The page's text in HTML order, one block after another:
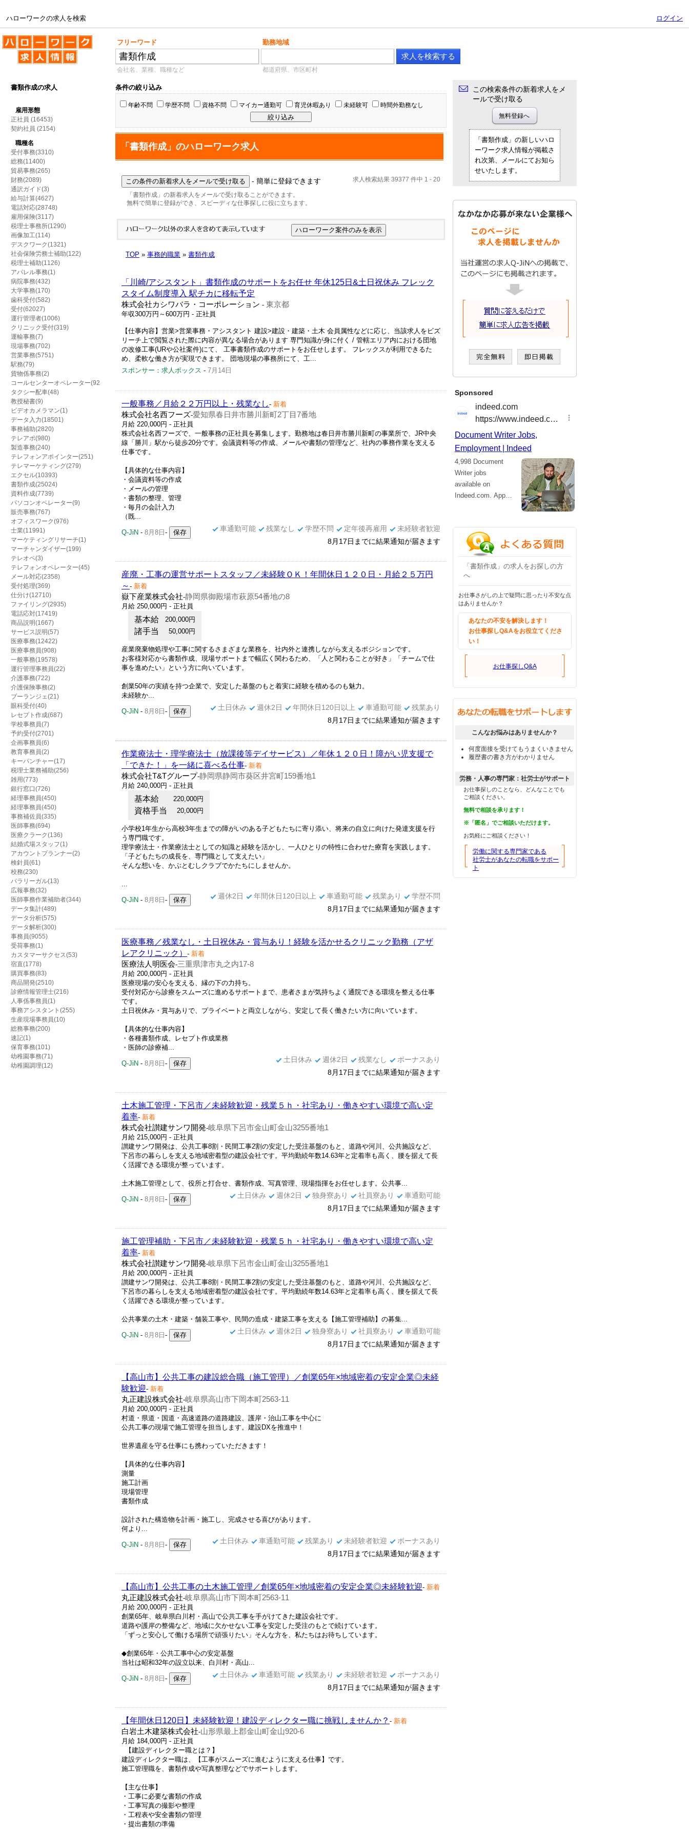
ハローワークの求人を検索 ログイン
ハローワークの求人を検索 フリーワード 勤務地域
会社名、業種、職種など 都道府県、市区町村
書類作成の求人
雇用形態
正社員 (16453)
契約社員 (2154)
職種名
受付事務(3310)
総務(11400)
貿易事務(265)
財務(2089)
通訳ガイド(3)
給与計算(4627)
電話対応(28748)
雇用保険(3117)
税理士事務所(1290)
画像加工(114)
デスクワーク(1321)
社会保険労務士補助(122)
税理士補助(1126)
アパレル事務(1)
病院事務(432)
大学事務(170)
歯科受付(582)
受付(62027)
運行管理者(1006)
クリニック受付(319)
運輸事務(7)
現場事務(702)
営業事務(5751)
駅務(79)
貨物係事務(2)
コールセンターオペレーター(92)
タクシー配車(48)
教授秘書(9)
ビデオカメラマン(1)
データ入力(18501)
事務補助(2820)
テレアポ(980)
製造事務(240)
テレフォンアポインター(251)
テレマーケティング(279)
エクセル(10393)
書類作成(25024)
資料作成(7739)
パソコンオペレーター(9)
販売事務(767)
オフィスワーク(976)
士業(11991)
マーケティングリサーチ(1)
マーチャンダイザー(199)
テレオペ(3)
テレフォンオペレーター(45)
メール対応(2358)
受付処理(369)
仕分け(12710)
ファイリング(2935)
電話応対(17419)
商品説明(1667)
サービス説明(57)
医療事務(12422)
医療事務員(908)
一般事務(19578)
運行管理事務員(22)
介護事務(722)
介護保険事務(2)
ブーランジェ(21)
眼科受付(40)
レセプト作成(687)
学校事務員(7)
予約受付(2701)
企画事務員(6)
教育事務員(2)
キーパンチャー(17)
税理士業務補助(256)
雑用(773)
銀行窓口(726)
経理事務員(450)
経理事務員(450)
事務補佐員(335)
医師事務(694)
医療クラーク(136)
結婚式場スタッフ(1)
アカウントプランナー(2)
検針員(61)
校務(230)
パラリーガル(13)
広報事務(32)
医師事務作業補助者(344)
データ集計(489)
データ分析(575)
データ解析(300)
事務員(9055)
受荷事務(1)
カスタマーサクセス(53)
宿直(1778)
購買事務(83)
商品開発(2510)
診療情報管理士(216)
人事係事務員(1)
事務アシスタント(255)
生産現場事務員(10)
総務事務(200)
速記(1)
保育事務(101)
幼稚園事務(71)
幼稚園調理(12)
条件の絞り込み
年齢不問 学歴不問 資格不問 マイカー通勤可 育児休暇あり 未経験可 時間外勤務なし
「書類作成」のハローワーク求人
求人検索結果 39377 件中 1 - 20
- 簡単に登録できます
「書類作成」の新着求人をメールで受け取ることができます。
無料で簡単に登録ができ、スピーディな仕事探しに役に立ちます。
TOP » 事務的職業 » 書類作成
「川崎/アシスタント」書類作成のサポートをお任せ 年休125日&土日祝休み フレック
スタイム制度導入 駅チカに移転予定
株式会社カシワバラ・コーポレーション - 東京都
年収300万円～600万円 - 正社員
【仕事内容】営業>営業事務・アシスタント 建設>建設・建築・土木 会員属性などに応じ、当該求人をビズ
リーチ上で閲覧された際に内容が異なる場合があります 専門知識が身に付く / 管轄エリア内における団地
の改修工事(URや公社案件)にて、 工事書類作成のサポートをお任せします。 フレックスが利用できるた
め、柔軟な働き方が実現できます。 団地現場の事務所にて、工...
スポンサー：求人ボックス - 7月14日
一般事務／月給２２万円以上・残業なし- 新着
株式会社名西フーズ-愛知県春日井市勝川新町2丁目7番地
月給 220,000円 - 正社員
株式会社名西フーズで、一般事務の正社員を募集します。勤務地は春日井市勝川新町の事業所で、JR中央
線「勝川」駅から徒歩20分です。会議資料等の作成、メールや書類の管理など、社内の事務作業を支える
仕事です。
【具体的な仕事内容】
・会議資料等の作成
・メールの管理
・書類の整理、管理
・毎月の会計入力
（既...
Q-JiN - 8月8日 - 車通勤可能 残業なし 学歴不問 定年後再雇用
未経験者歓迎
8月17日までに結果通知が届きます
産廃・工事の運営サポートスタッフ／未経験ＯＫ！年間休日１２０日・月給２５万円
～ - 新着
嶽下産業株式会社-静岡県御殿場市萩原54番地の8
月給 250,000円 - 正社員
基本給 200,000円
諸手当 50,000円
産業廃棄物処理や工事に関するさまざまな業務を、社内外と連携しながら支えるポジションです。
お客様対応から書類作成、現場サポートまで幅広く関わるため、「人と関わることが好き」「チームで仕
事を進めたい」という方に向いています。
創業50年の実績を持つ企業で、安定した基盤のもと着実に経験を積めるのも魅力。
未経験か...
Q-JiN - 8月8日 - 土日休み 週休2日 年間休日120日以上 車通勤可能
残業あり
8月17日までに結果通知が届きます
作業療法士・理学療法士（放課後等デイサービス）／年休１２０日！障がい児支援で
「できた！」を一緒に喜べる仕事- 新着
株式会社T&Tグループ-静岡県静岡市葵区井宮町159番地1
月給 240,000円 - 正社員
基本給 220,000円
資格手当 20,000円
小学校1年生から高校3年生までの障がいのある子どもたちに寄り添い、将来の自立に向けた発達支援を行
う専門職です。
理学療法士・作業療法士としての知識と経験を活かし、一人ひとりの特性に合わせた療育を実践します。
「子どもたちの成長を、専門職として支えたい」
そんな想いを、かぶとむしクラブでかたちにしませんか。
...
Q-JiN - 8月8日 - 週休2日 年間休日120日以上 車通勤可能 残業あり
学歴不問
8月17日までに結果通知が届きます
医療事務／残業なし・土日祝休み・賞与あり！経験を活かせるクリニック勤務（アザ
レアクリニック） - 新着
医療法人明医会-三重県津市丸之内17-8
月給 200,000円 - 正社員
医療現場の安心を支える、縁の下の力持ち。
受付対応から診療をスムーズに進めるサポートまで、患者さまが気持ちよく通院できる環境を整える仕事
です。
土日祝休み・賞与ありで、プライベートと両立しながら、安定して長く働きたい方に向いています。
【具体的な仕事内容】
・各種書類作成、レセプト作成業務
・医師の診療補...
Q-JiN - 8月8日 - 土日休み 週休2日 残業なし
ボーナスあり
8月17日までに結果通知が届きます
土木施工管理・下呂市／未経験歓迎・残業５ｈ・社宅あり・働きやすい環境で高い定
着率- 新着
株式会社讃建サンワ開発-岐阜県下呂市金山町金山3255番地1
月給 215,000円 - 正社員
讃建サンワ開発は、公共工事8割・民間工事2割の安定した受注基盤のもと、道路や河川、公共施設など、
下呂市の暮らしを支える地域密着型の建設会社です。平均勤続年数14.63年と定着率も高く、腰を据えて長
く活躍できる環境が整っています。
土木施工管理として、役所と打合せ、書類作成、写真管理、現場指揮をお任せします。公共事...
Q-JiN - 8月8日 - 土日休み 週休2日 独身寮あり 社員寮あり
車通勤可能
8月17日までに結果通知が届きます
施工管理補助・下呂市／未経験歓迎・残業５ｈ・社宅あり・働きやすい環境で高い定
着率- 新着
株式会社讃建サンワ開発-岐阜県下呂市金山町金山3255番地1
月給 200,000円 - 正社員
讃建サンワ開発は、公共工事8割・民間工事2割の安定した受注基盤のもと、道路や河川、公共施設など、
下呂市の暮らしを支える地域密着型の建設会社です。平均勤続年数14.63年と定着率も高く、腰を据えて長
く活躍できる環境が整っています。
公共事業の土木・建築・舗装工事や、民間の造成・建築工事を支える【施工管理補助】の募集...
Q-JiN - 8月8日 - 土日休み 週休2日 独身寮あり 社員寮あり
車通勤可能
8月17日までに結果通知が届きます
【高山市】公共工事の建設総合職（施工管理）／創業65年×地域密着の安定企業◎未経
験歓迎- 新着
丸正建設株式会社-岐阜県高山市下岡本町2563-11
月給 200,000円 - 正社員
村道・県道・国道・高速道路の道路建設、護岸・治山工事を中心に
公共工事の現場で施工管理を担当します。建設DXを推進中！
世界遺産を守る仕事にも携わっていただきます！
【具体的な仕事内容】
測量
施工計画
現場管理
書類作成
設計された構造物を計画・施工し、完成させる喜びがあります。
何より...
Q-JiN - 8月8日 - 土日休み 車通勤可能 残業あり 未経験者歓迎
ボーナスあり
8月17日までに結果通知が届きます
【高山市】公共工事の土木施工管理／創業65年×地域密着の安定企業◎未経験歓迎- 新着
丸正建設株式会社-岐阜県高山市下岡本町2563-11
月給 200,000円 - 正社員
創業65年、岐阜県白川村・高山で公共工事を手がけてきた建設会社です。
道路や護岸の整備など、地域に欠かせない工事を安定した受注のもとで続けています。
「ずっと安心して働ける場所で頑張りたい」そんな方を、私たちはお待ちしています。
◆創業65年・公共工事中心の安定基盤
当社は昭和32年の設立以来、白川村・高山...
Q-JiN - 8月8日 - 土日休み 車通勤可能 残業あり 未経験者歓迎
ボーナスあり
8月17日までに結果通知が届きます
【年間休日120日】未経験歓迎！建設ディレクター職に挑戦しませんか？ - 新着
白岩土木建築株式会社-山形県最上郡金山町金山920-6
月給 184,000円 - 正社員
【建設ディレクター職とは？】
建設ディレクター職は、【工事がスムーズに進むように支える仕事】です。
施工管理職を、書類作成や写真整理などでサポートします。
【主な仕事】
・工事に必要な書類の作成
・工事写真の撮影や整理
・工程表や安全書類の管理
・提出書類の準備
この検索条件の新着求人をメ
ールで受け取る
「書類作成」の新しいハロ
ーワーク求人情報が掲載さ
れ次第、メールにてお知ら
せいたします。
「書類作成」の求人をお探しの方
へ
お仕事さがしの上で疑問に思ったり不安な点
はありませんか？
あなたの不安を解決します！
お仕事探しQ&Aをお役立てくださ
い！
お仕事探しQ&A
こんなお悩みはありませんか？
何度面接を受けてもうまくいきません
履歴書の書き方がわかりません
労務・人事の専門家：社労士がサポート
お仕事探しのことなら、どんなことでも
ご相談ください。
無料で相談を承ります！
※「匿名」でご相談いただけます。
お気軽にご相談ください！
労働に関する専門家である
社労士があなたの転職をサポー
ト